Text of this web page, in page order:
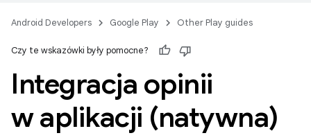
Android Developers Google Play Other Play guides
Czy te wskazówki były pomocne?
Integracja opinii
w aplikacji (natywna)